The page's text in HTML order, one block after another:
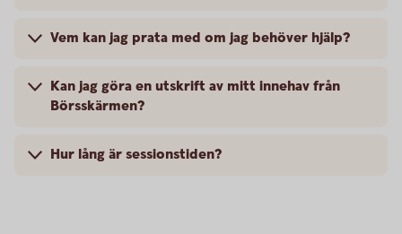
Vem kan jag prata med om jag behöver hjälp?
Kan jag göra en utskrift av mitt innehav från
Börsskärmen?
Hur lång är sessionstiden?